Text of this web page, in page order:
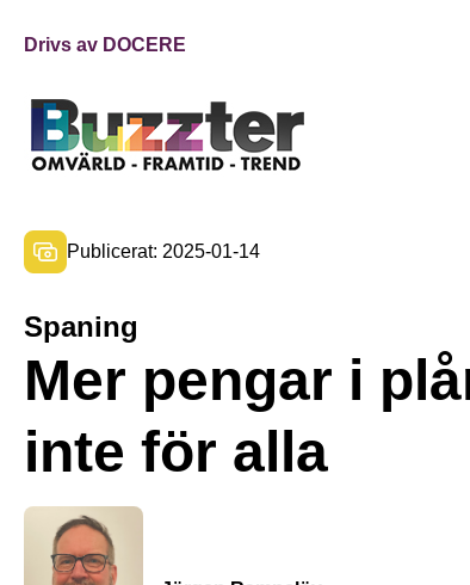
Drivs av DOCERE
Publicerat: 2025-01-14
Spaning
Mer pengar i
inte för alla